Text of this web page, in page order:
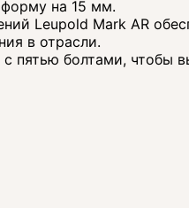
на 15 мм.
Leupold Mark AR
в отрасли.
пятью болтами, чтобы